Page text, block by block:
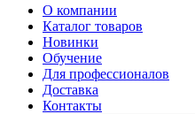
О компании
Каталог товаров
Новинки
Обучение
Для профессионалов
Доставка
Контакты